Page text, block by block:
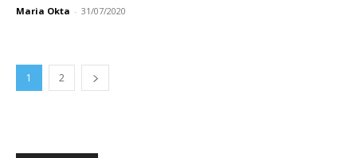
Maria Okta - 31/07/2020
1 2